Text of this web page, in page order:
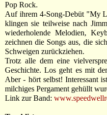
Pop Rock.
Auf ihrem 4-Song-Debüt "My
klingen sie teilweise nach
wiederholende Melodien,
zeichnen die Songs aus, die
Schweigen zurückziehen.
Trotz alle dem eine
Geschichte. Los geht es mit
Aber - hört selbst! Interessant
milchiges Pergament gehüllt
Link zur Band: